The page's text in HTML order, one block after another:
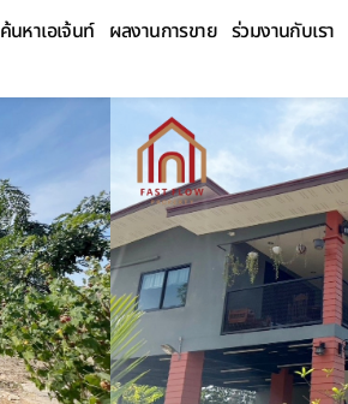
ค้นหาเอเจ้นท์ ผลงานการขาย ร่วมงานกับเรา